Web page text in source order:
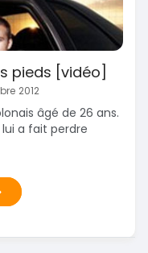
pieds [vidéo]
2012
âgé de 26 ans.
a fait perdre